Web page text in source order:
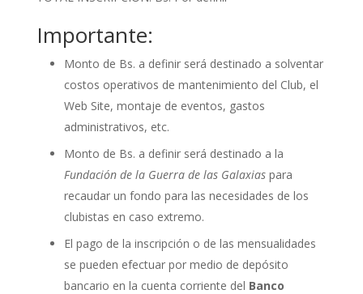
Importante:
Monto de Bs. a definir será destinado a solventar
costos operativos de mantenimiento del Club, el
Web Site, montaje de eventos, gastos
administrativos, etc.
Monto de Bs. a definir será destinado a la
Fundación de la Guerra de las Galaxiaspara
recaudar un fondo para las necesidades de los
clubistas en caso extremo.
El pago de la inscripción o de las mensualidades
se pueden efectuar por medio de depósito
bancario en la cuenta corriente del Banco